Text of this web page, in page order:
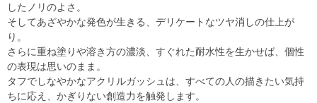
したノリのよさ。
そしてあざやかな発色が生きる、デリケートなツヤ消しの仕上が
り。
さらに重ね塗りや溶き方の濃淡、すぐれた耐水性を生かせば、個性
の表現は思いのまま。
タフでしなやかなアクリルガッシュは、すべての人の描きたい気持
ちに応え、かぎりない創造力を触発します。